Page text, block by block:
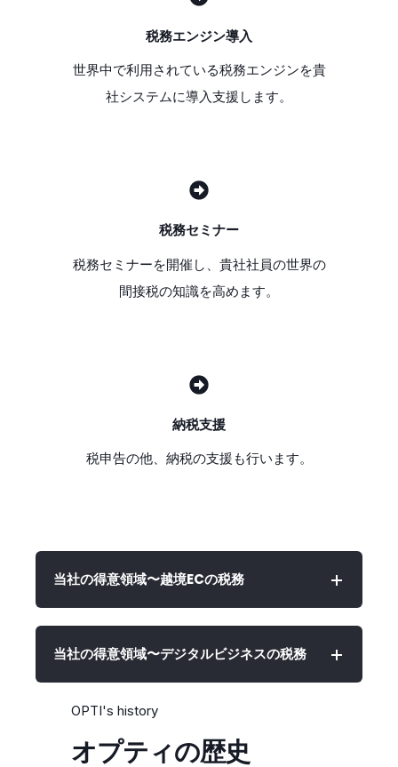
税務エンジン導入
世界中で利用されている税務エンジンを貴
社システムに導入支援します。
税務セミナー
税務セミナーを開催し、貴社社員の世界の
間接税の知識を高めます。
納税支援
税申告の他、納税の支援も行います。
当社の得意領域〜越境ECの税務
当社の得意領域〜デジタルビジネスの税務
OPTI's history
オプティの歴史